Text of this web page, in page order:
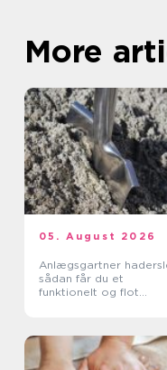
More
05. August 2026
Anlægsgartner
sådan får du et
funktionelt og flot